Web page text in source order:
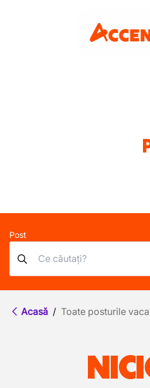
Post
Acasă / Toate posturile